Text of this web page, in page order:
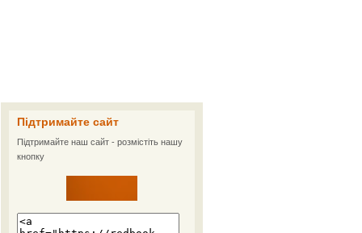
Підтримайте сайт
Підтримайте наш сайт - розмістіть нашу
кнопку